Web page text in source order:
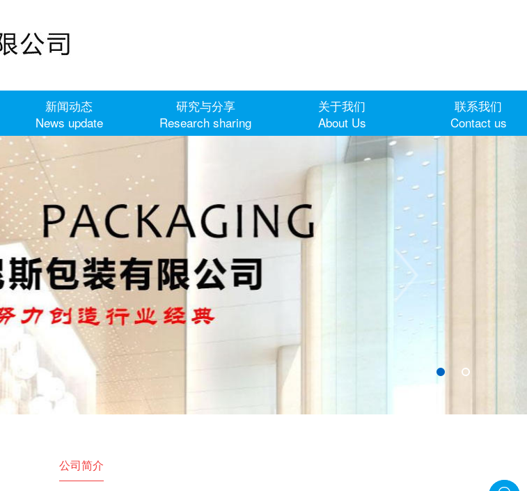
新闻动态
News update
研究与分享
Research sharing
关于我们
About Us
联系我们
Contact us
公司简介